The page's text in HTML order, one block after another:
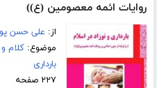
روایات ائمه معصومین (ع))
از: علی حسن
موضوع:کلام
بارداری
۲۲۷ صفحه